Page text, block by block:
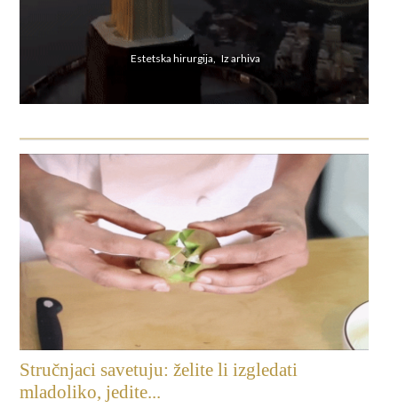
Estetska hirurgija, Iz arhiva
Stručnjaci savetuju: želite li izgledati
mladoliko, jedite...